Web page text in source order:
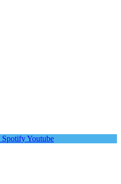
SpotifyYoutube